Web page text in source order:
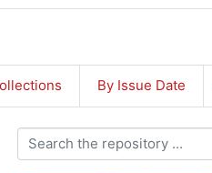
By Issue Date